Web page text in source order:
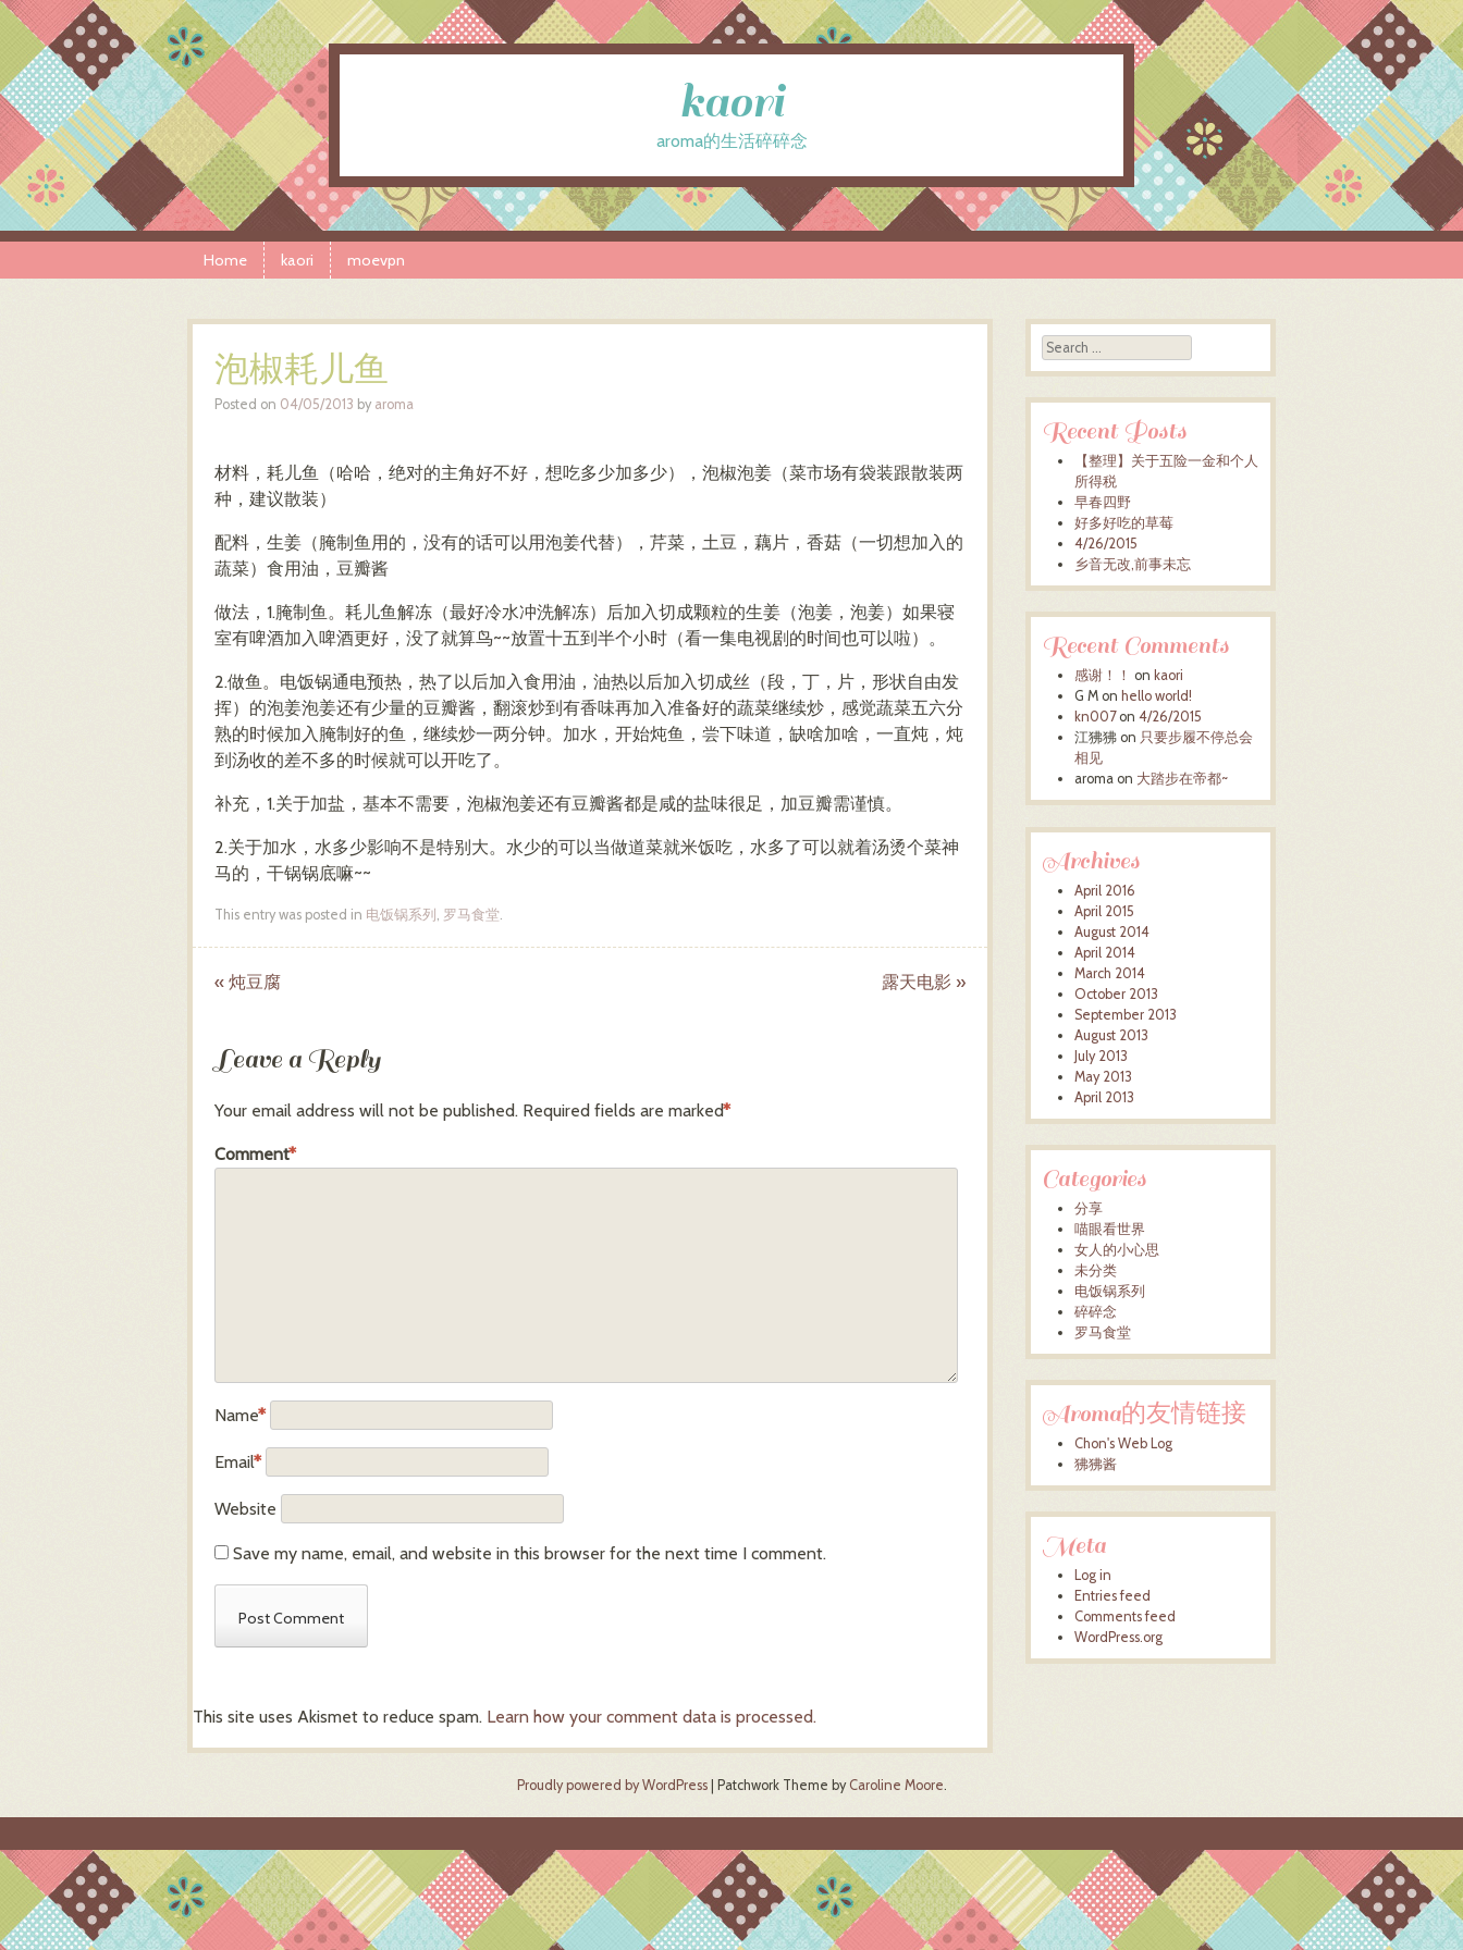
kaori
aroma的生活碎碎念
Home kaori moevpn
泡椒耗儿鱼
Posted on 04/05/2013 by aroma
材料，耗儿鱼（哈哈，绝对的主角好不好，想吃多少加多少），泡椒泡姜（菜市场有袋装跟散装两
种，建议散装）
配料，生姜（腌制鱼用的，没有的话可以用泡姜代替），芹菜，土豆，藕片，香菇（一切想加入的
蔬菜）食用油，豆瓣酱
做法，1.腌制鱼。耗儿鱼解冻（最好冷水冲洗解冻）后加入切成颗粒的生姜（泡姜，泡姜）如果寝
室有啤酒加入啤酒更好，没了就算鸟~~放置十五到半个小时（看一集电视剧的时间也可以啦）。
2.做鱼。电饭锅通电预热，热了以后加入食用油，油热以后加入切成丝（段，丁，片，形状自由发
挥）的泡姜泡姜还有少量的豆瓣酱，翻滚炒到有香味再加入准备好的蔬菜继续炒，感觉蔬菜五六分
熟的时候加入腌制好的鱼，继续炒一两分钟。加水，开始炖鱼，尝下味道，缺啥加啥，一直炖，炖
到汤收的差不多的时候就可以开吃了。
补充，1.关于加盐，基本不需要，泡椒泡姜还有豆瓣酱都是咸的盐味很足，加豆瓣需谨慎。
2.关于加水，水多少影响不是特别大。水少的可以当做道菜就米饭吃，水多了可以就着汤烫个菜神
马的，干锅锅底嘛~~
This entry was posted in 电饭锅系列 , 罗马食堂.
Post navigation
« 炖豆腐 露天电影 »
Leave a Reply
Your email address will not be published. Required fields are marked*
Comment*
Name*
Email*
Website
Save my name, email, and website in this browser for the next time I comment.
This site uses Akismet to reduce spam. Learn how your comment data is processed.
Search
Recent Posts
【整理】关于五险一金和个人
所得税
早春四野
好多好吃的草莓
4/26/2015
乡音无改,前事未忘
Recent Comments
感谢！！ on kaori
G M on hello world!
kn007on 4/26/2015
江狒狒 on 只要步履不停总会
相见
aroma on 大踏步在帝都~
Archives
April 2016
April 2015
August 2014
April 2014
March 2014
October 2013
September 2013
August 2013
July 2013
May 2013
April 2013
Categories
分享
喵眼看世界
女人的小心思
未分类
电饭锅系列
碎碎念
罗马食堂
Aroma的友情链接
Chon's Web Log
狒狒酱
Meta
Log in
Entries feed
Comments feed
WordPress.org
Proudly powered by WordPress Patchwork Theme byCaroline Moore